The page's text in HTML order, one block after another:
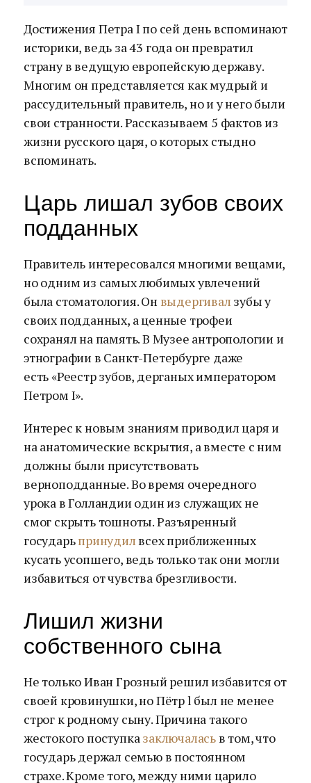
Достижения Петра I по сей день вспоминают
историки, ведь за 43 года он превратил
страну в ведущую европейскую державу.
Многим он представляется как мудрый и
рассудительный правитель, но и у него были
свои странности. Рассказываем 5 фактов из
жизни русского царя, о которых стыдно
вспоминать.
Царь лишал зубов своих
подданных
Правитель интересовался многими вещами,
но одним из самых любимых увлечений
была стоматология. Он выдергивал зубы у
своих подданных, а ценные трофеи
сохранял на память. В Музее антропологии и
этнографии в Санкт-Петербурге даже
есть «Реестр зубов, дерганых императором
Петром I».
Интерес к новым знаниям приводил царя и
на анатомические вскрытия, а вместе с ним
должны были присутствовать
верноподданные. Во время очередного
урока в Голландии один из служащих не
смог скрыть тошноты. Разъяренный
государьпринудил всех приближенных
кусать усопшего, ведь только так они могли
избавиться от чувства брезгливости.
Лишил жизни
собственного сына
Не только Иван Грозный решил избавится от
своей кровинушки, но Пётр l был не менее
строг к родному сыну. Причина такого
жестокого поступказаключалась в том, что
государь держал семью в постоянном
страхе. Кроме того, между ними царило